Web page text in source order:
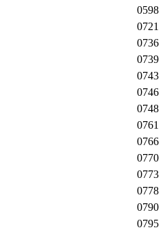
0598
0721
0736
0739
0743
0746
0748
0761
0766
0770
0773
0778
0790
0795